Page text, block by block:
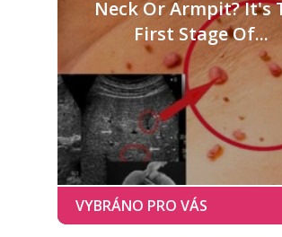
Neck Or Armpit? It's
First Stage Of...